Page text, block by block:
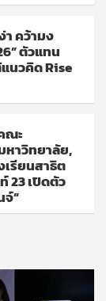
คว้ามง
ตัวแทน
นวคิด Rise
ณะ
าวิทยาลัย,
รียนสาธิต
23 เปิดตัว
จ์”